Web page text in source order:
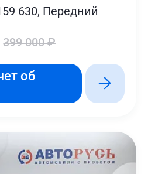
630, Передний
399 000 ₽
об